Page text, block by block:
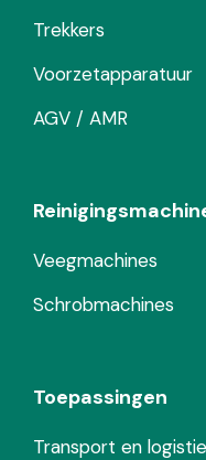
Trekkers
Voorzetapparatuur
AGV / AMR
Veegmachines
Schrobmachines
Toepassingen
Transport en